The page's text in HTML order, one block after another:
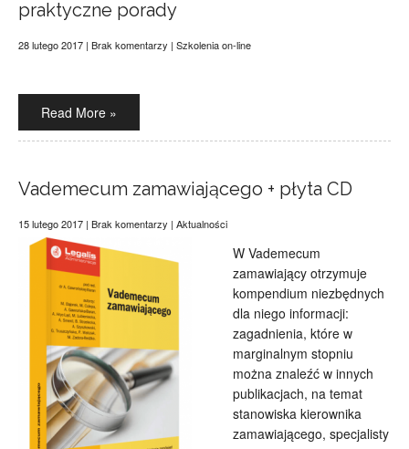
praktyczne porady
28 lutego 2017 | Brak komentarzy | Szkolenia on-line
Read More »
Vademecum zamawiającego + płyta CD
15 lutego 2017 | Brak komentarzy | Aktualności
W Vademecum
zamawiający otrzymuje
kompendium niezbędnych
dla niego informacji:
zagadnienia, które w
marginalnym stopniu
można znaleźć w innych
publikacjach, na temat
stanowiska kierownika
zamawiającego, specjalisty